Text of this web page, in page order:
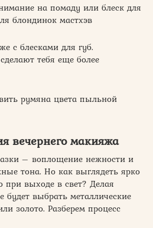
на помаду или блеск для
блондинок мастхэв
с блесками для губ.
тебя еще более
румяна цвета пыльной
вечернего макияжа
– воплощение нежности и
тона. Но как выглядеть ярко
при выходе в свет? Делая
выбрать металлические
золото. Разберем процесс